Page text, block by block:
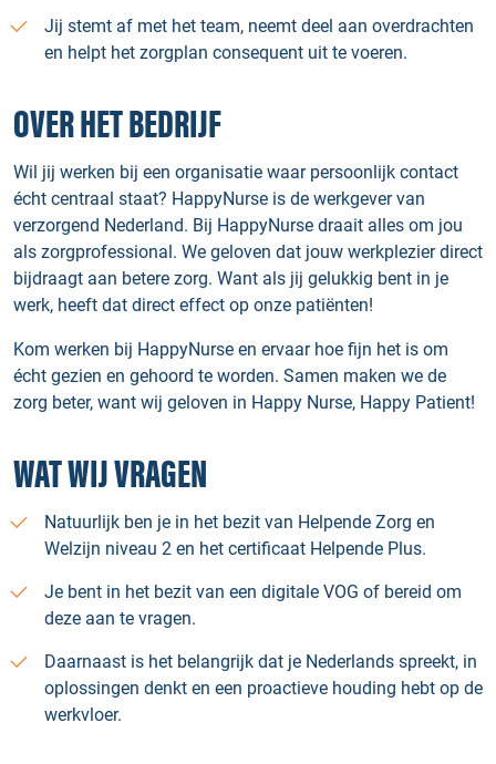
Jij stemt af met het team, neemt deel aan overdrachten
en helpt het zorgplan consequent uit te voeren.
OVER HET BEDRIJF
Wil jij werken bij een organisatie waar persoonlijk contact
écht centraal staat? HappyNurse is de werkgever van
verzorgend Nederland. Bij HappyNurse draait alles om jou
als zorgprofessional. We geloven dat jouw werkplezier direct
bijdraagt aan betere zorg. Want als jij gelukkig bent in je
werk, heeft dat direct effect op onze patiënten!
Kom werken bij HappyNurse en ervaar hoe fijn het is om
écht gezien en gehoord te worden. Samen maken we de
zorg beter, want wij geloven in Happy Nurse, Happy Patient!
WAT WIJ VRAGEN
Natuurlijk ben je in het bezit van Helpende Zorg en
Welzijn niveau 2 en het certificaat Helpende Plus.
Je bent in het bezit van een digitale VOG of bereid om
deze aan te vragen.
Daarnaast is het belangrijk dat je Nederlands spreekt, in
oplossingen denkt en een proactieve houding hebt op de
werkvloer.